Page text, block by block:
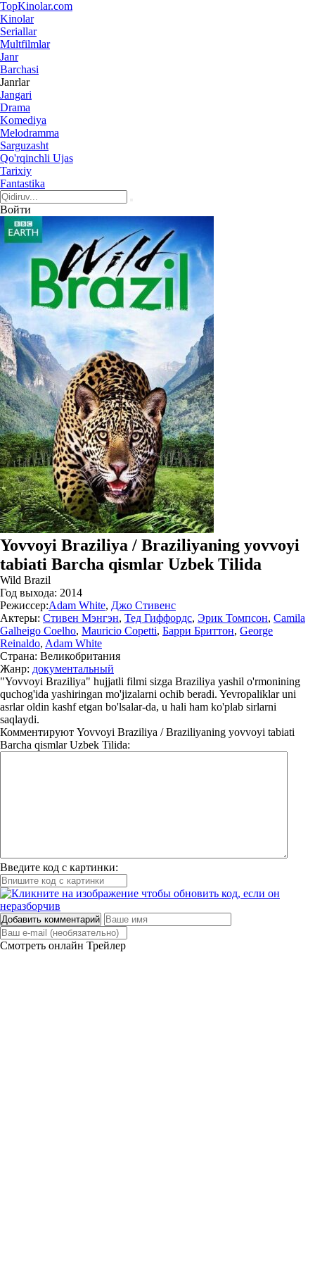
TopKinolar.com
Kinolar
Seriallar
Multfilmlar
Janr
Barchasi
Janrlar
Jangari
Drama
Komediya
Melodramma
Sarguzasht
Qo'rqinchli Ujas
Tarixiy
Fantastika
Войти
Yovvoyi Braziliya / Braziliyaning yovvoyi
tabiati Barcha qismlar Uzbek Tilida
Wild Brazil
Год выхода: 2014
Режиссер:Adam White, Джо Стивенс
Актеры: Стивен Мэнгэн, Тед Гиффордс, Эрик Томпсон, Camila
Galheigo Coelho, Mauricio Copetti, Барри Бриттон, George
Reinaldo, Adam White
Страна: Великобритания
Жанр: документальный
"Yovvoyi Braziliya" hujjatli filmi sizga Braziliya yashil o'rmonining
quchog'ida yashiringan mo'jizalarni ochib beradi. Yevropaliklar uni
asrlar oldin kashf etgan bo'lsalar-da, u hali ham ko'plab sirlarni
saqlaydi.
Комментируют Yovvoyi Braziliya / Braziliyaning yovvoyi tabiati
Barcha qismlar Uzbek Tilida:
Введите код с картинки:
Добавить комментарий
Смотреть онлайн Трейлер